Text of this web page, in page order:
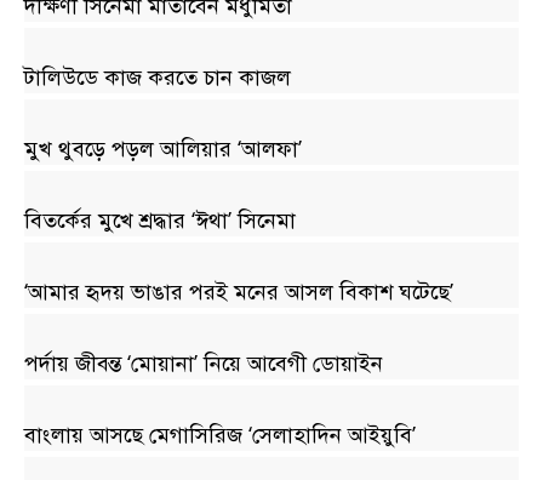
টালিউডে কাজ করতে চান কাজল
মুখ থুবড়ে পড়ল আলিয়ার ‘আলফা’
বিতর্কের মুখে শ্রদ্ধার ‘ঈথা’ সিনেমা
‘আমার হৃদয় ভাঙার পরই মনের আসল বিকাশ ঘটেছে’
পর্দায় জীবন্ত ‘মোয়ানা’ নিয়ে আবেগী ডোয়াইন
বাংলায় আসছে মেগাসিরিজ ‘সেলাহাদিন আইয়ুবি’